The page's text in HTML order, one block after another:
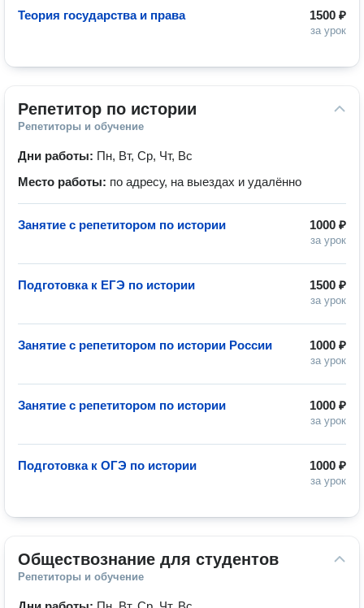
1500 ₽
за урок
Теория государства и права
Репетитор по истории
Репетиторы и обучение
Дни работы: Пн, Вт, Ср, Чт, Вс
Место работы: по адресу, на выездах и удалённо
1000 ₽
за урок
Занятие с репетитором по истории
1500 ₽
за урок
Подготовка к ЕГЭ по истории
1000 ₽
за урок
Занятие с репетитором по истории России
1000 ₽
за урок
Занятие с репетитором по истории
1000 ₽
за урок
Подготовка к ОГЭ по истории
Обществознание для студентов
Репетиторы и обучение